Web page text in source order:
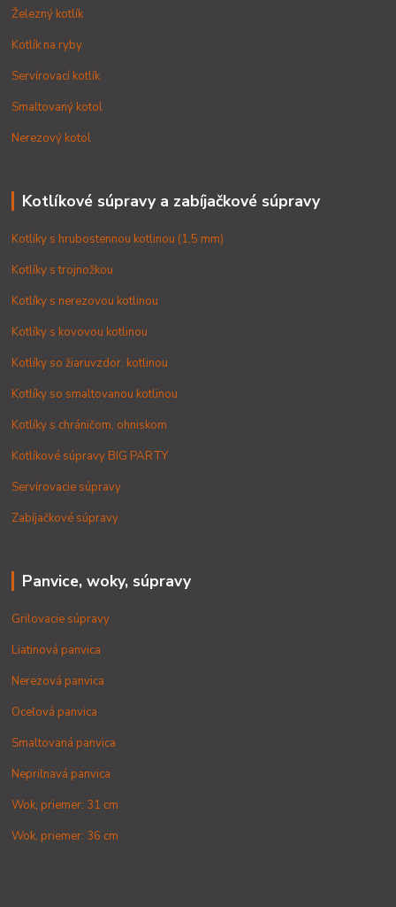
Železný kotlík
Kotlík na ryby
Servírovací kotlík
Smaltovaný kotol
Nerezový kotol
Kotlíkové súpravy a zabíjačkové súpravy
Kotlíky s hrubostennou kotlinou (1,5 mm)
Kotlíky s trojnožkou
Kotlíky s nerezovou kotlinou
Kotlíky s kovovou kotlinou
Kotlíky so žiaruvzdor. kotlinou
Kotlíky so smaltovanou kotlinou
Kotlíky s chráničom, ohniskom
Kotlíkové súpravy BIG PARTY
Servírovacie súpravy
Zabíjačkové súpravy
Panvice, woky, súpravy
Grilovacie súpravy
Liatinová panvica
Nerezová panvica
Oceľová panvica
Smaltovaná panvica
Nepriľnavá panvica
Wok, priemer: 31 cm
Wok, priemer: 36 cm